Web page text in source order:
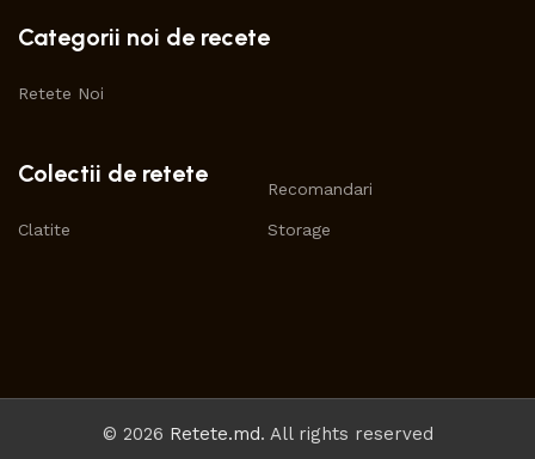
Categorii noi de recete
Retete Noi
Colectii de retete
Clatite
Recomandari
Storage
© 2026 Retete.md. All rights reserved